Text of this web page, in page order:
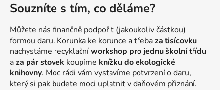
Souzníte s tím, co děláme?
Můžete nás finančně podpořit (jakoukoliv částkou)
formou daru. Korunka ke korunce a třebaza tisícovku
nachystáme recyklačníworkshop pro jednu školní třídu
aza pár stovek koupíme knížku do ekologické
knihovny. Moc rádi vám vystavíme potvrzení o daru,
který si pak budete moci uplatnit v daňovém přiznání.